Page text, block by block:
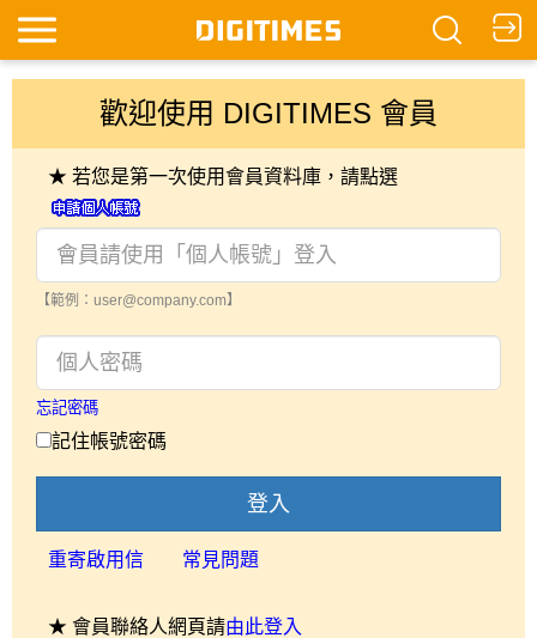
歡迎使用 DIGITIMES 會員
★ 若您是第一次使用會員資料庫，請點選
【範例：user@company.com】
忘記密碼
記住帳號密碼
登入
重寄啟用信 常見問題
★ 會員聯絡人網頁請由此登入